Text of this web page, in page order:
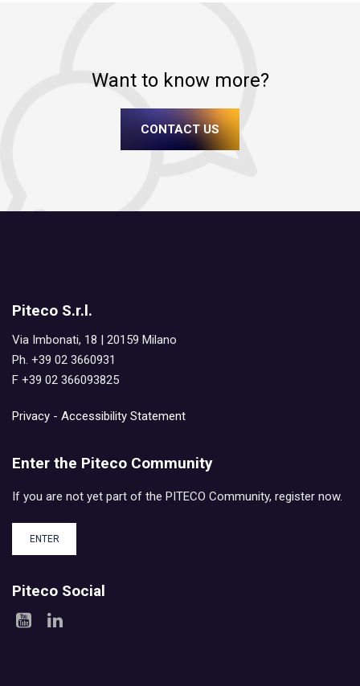
Want to know more?
CONTACT US
Piteco S.r.l.
Via Imbonati, 18 | 20159 Milano
Ph. +39 02 3660931
F +39 02 366093825
Privacy - Accessibility Statement
Enter the Piteco Community
If you are not yet part of the PITECO Community, register now.
ENTER
Piteco Social